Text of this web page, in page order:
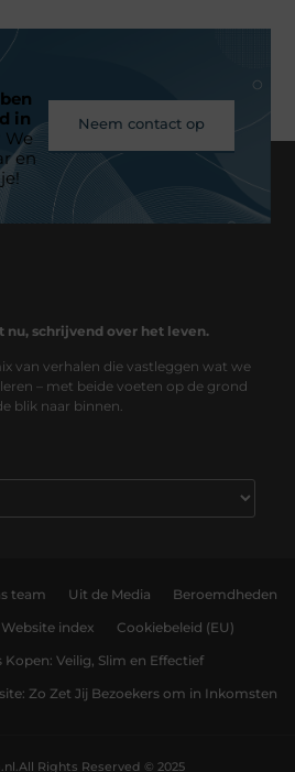
in
We
en
Neem contact op
nu, schrijvend over het leven.
van verhalen die vastleggen wat we
– met beide voeten op de grond
blik naar binnen.
team Uit de Media Beroemdheden
Website index Cookiebeleid (EU)
Kopen: Veilig, Slim en Effectief
Zo Zet Jij Bezoekers om in Inkomsten
All Rights Reserved © 2025